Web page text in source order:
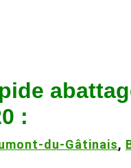
:
du-Gâtinais,